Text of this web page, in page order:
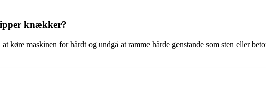
knækker?
maskinen for hårdt og undgå at ramme hårde genstande som sten eller